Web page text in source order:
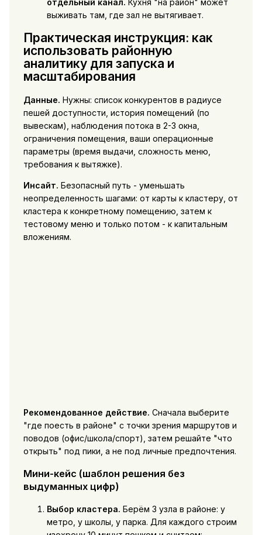
отдельный канал. Кухня "на район" может
выживать там, где зал не вытягивает.
Практическая инструкция: как
использовать районную
аналитику для запуска и
масштабирования
Данные. Нужны: список конкурентов в радиусе
пешей доступности, история помещений (по
вывескам), наблюдения потока в 2-3 окна,
ограничения помещения, ваши операционные
параметры (время выдачи, сложность меню,
требования к вытяжке).
Инсайт. Безопасный путь - уменьшать
неопределенность шагами: от карты к кластеру, от
кластера к конкретному помещению, затем к
тестовому меню и только потом - к капитальным
вложениям.
Рекомендованное действие. Сначала выберите
"где поесть в районе" с точки зрения маршрутов и
поводов (офис/школа/спорт), затем решайте "что
открыть" под пики, а не под личные предпочтения.
Мини-кейс (шаблон решения без
выдуманных цифр)
Выбор кластера. Берём 3 узла в районе: у
метро, у школы, у парка. Для каждого строим